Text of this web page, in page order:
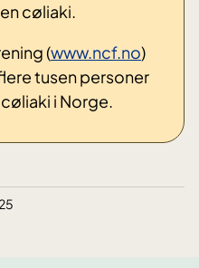
cøliaki.
(www.ncf.no)
tusen personer
i Norge.